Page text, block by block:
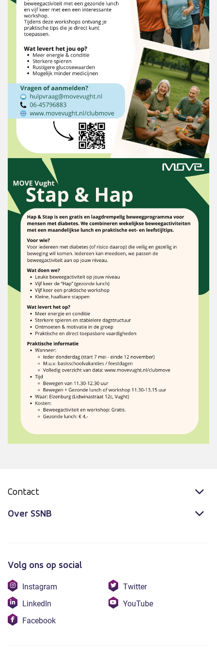
Contact
Over SSNB
Volg ons op social
Bezoek
onze
Instagram
Bezoek
onze
Twitter
Bezoek
onze
LinkedIn
Bezoek
YouTube
Bezoek
Facebook